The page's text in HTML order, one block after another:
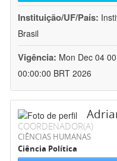
Instituição/UF/País:
Brasil
Vigência: Mon Dec 04
00:00:00 BRT 2026
COORDENADOR(A)
CIÊNCIAS HUMANAS
Ciência Política